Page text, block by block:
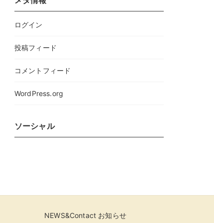
ログイン
投稿フィード
コメントフィード
WordPress.org
ソーシャル
NEWS&Contact お知らせ